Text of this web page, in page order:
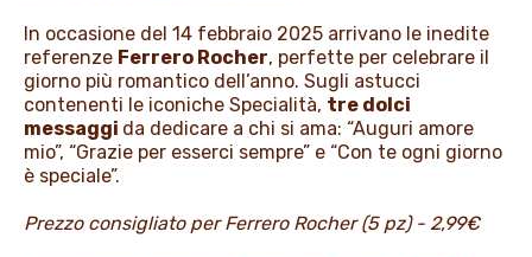
In occasione del 14 febbraio 2025 arrivano le inedite
referenze Ferrero Rocher, perfette per celebrare il
giorno più romantico dell’anno. Sugli astucci
contenenti le iconiche Specialità, tre dolci
messaggi da dedicare a chi si ama: “Auguri amore
mio”, “Grazie per esserci sempre” e “Con te ogni giorno
è speciale”.
Prezzo consigliato per Ferrero Rocher (5 pz) - 2,99€